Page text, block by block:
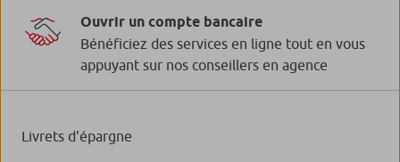
Ouvrir un compte bancaire
Bénéficiez des services en ligne tout en vous
appuyant sur nos conseillers en agence
Livrets d'épargne